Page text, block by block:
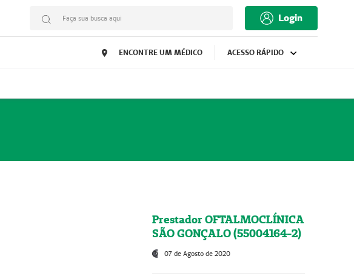
Faça sua busca aqui Login
ENCONTRE UM MÉDICO ACESSO RÁPIDO
Prestador OFTALMOCLÍNICA
SÃO GONÇALO (55004164-2)
07 de Agosto de 2020